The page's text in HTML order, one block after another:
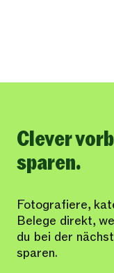
Clever
sparen.
Fotografiere,
Belege direkt,
du bei der
sparen.